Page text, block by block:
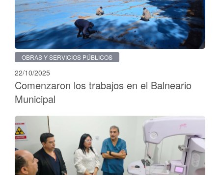
OBRAS Y SERVICIOS PÚBLICOS
22/10/2025
Comenzaron los trabajos en el Balneario
Municipal